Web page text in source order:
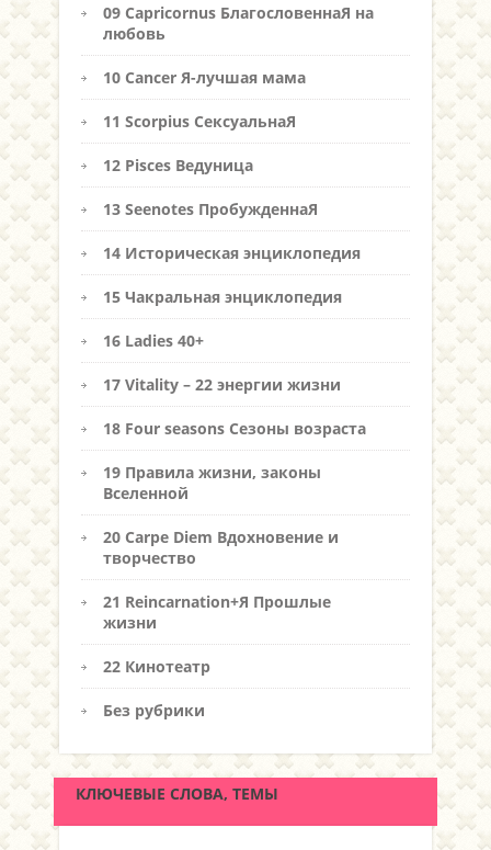
09 Capricornus БлагословеннаЯ на
любовь
10 Cancer Я-лучшая мама
11 Scorpius СексуальнаЯ
12 Pisces Ведуница
13 Seenotes ПробужденнаЯ
14 Историческая энциклопедия
15 Чакральная энциклопедия
16 Ladies 40+
17 Vitality – 22 энергии жизни
18 Four seasons Сезоны возраста
19 Правила жизни, законы
Вселенной
20 Carpe Diem Вдохновение и
творчество
21 Reincarnation+Я Прошлые
жизни
22 Кинотеатр
Без рубрики
КЛЮЧЕВЫЕ СЛОВА, ТЕМЫ